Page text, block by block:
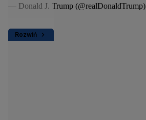
Rozwiń
— Donald J. Trump (@realDonaldTrump)